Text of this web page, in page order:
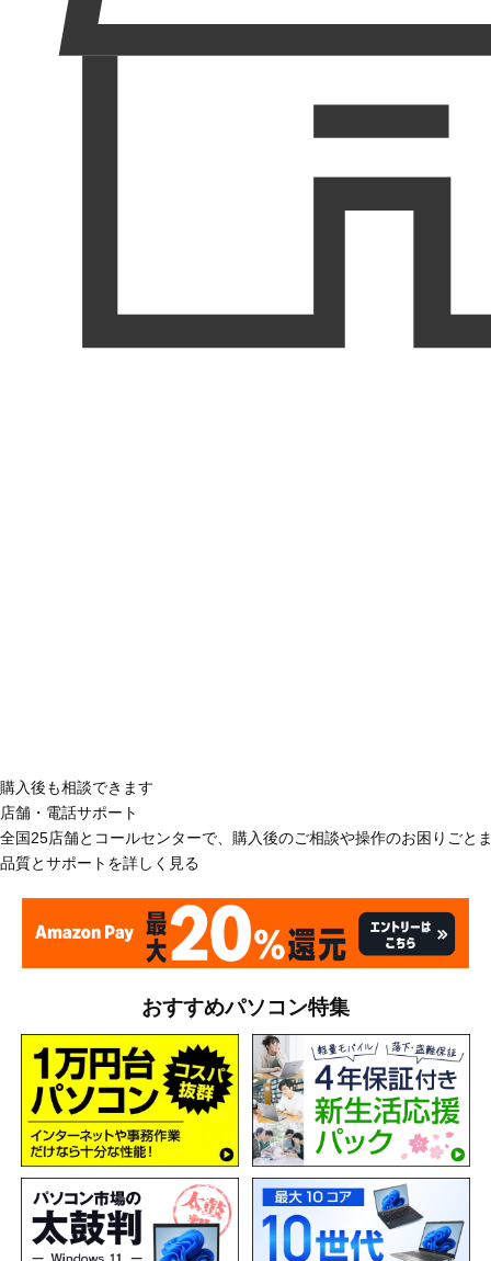
購入後も相談できます
店舗・電話サポート
全国25店舗とコールセンターで、購入後のご相談や操作のお困りごと
品質とサポートを詳しく見る
おすすめパソコン特集